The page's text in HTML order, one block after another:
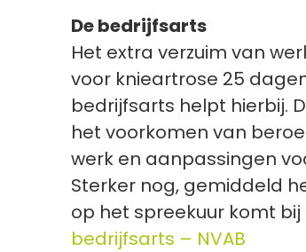
De bedrijfsarts
Het extra verzuim van
voor knieartrose 25
bedrijfsarts helpt hierbij.
het voorkomen van
werk en aanpassingen
Sterker nog, gemiddeld
op het spreekuur komt
bedrijfsarts – NVAB